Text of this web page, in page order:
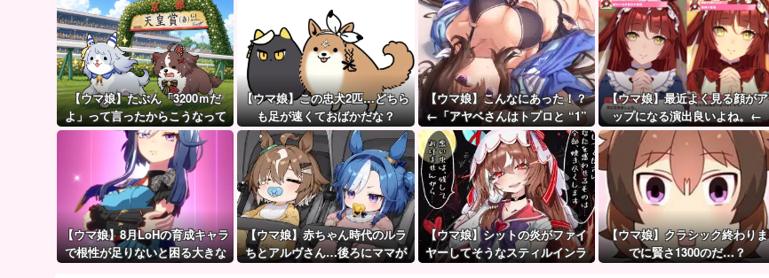
【ウマ娘】たぶん「3200ｍだ
よ」って言ったからこうなって
るマイル犬
【ウマ娘】この忠犬2匹…どちら
も足が速くておばかだな？
【ウマ娘】こんなにあった！？
←「アヤベさんはトプロと “1”
差だぞ」
【ウマ娘】最近よく見る顔がア
ップになる演出良いよね。←
「これとかこれとか…」
【ウマ娘】8月LoHの育成キャラ
で根性が足りないと困る大きな
【ウマ娘】赤ちゃん時代のルラ
ちとアルヴさん…後ろにママが
【ウマ娘】シットの炎がファイ
ヤーしてそうなスティルインラ
【ウマ娘】クラシック終わりま
でに賢さ1300のだ…？